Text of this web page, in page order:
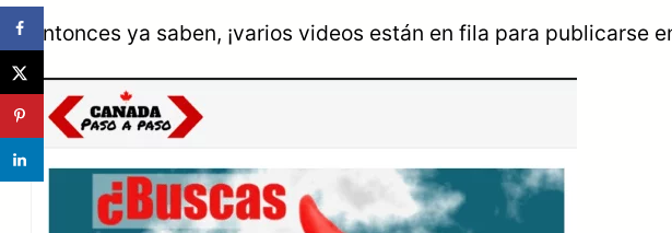
Entonces ya saben, ¡varios videos están en fila para publicarse